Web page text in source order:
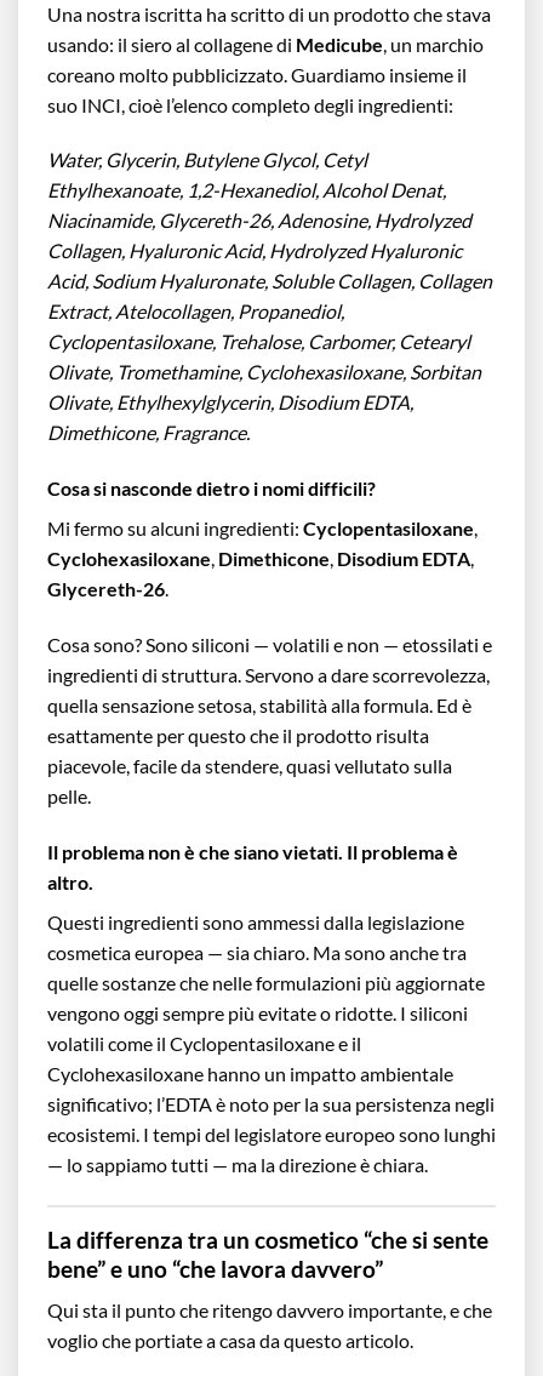
Una nostra iscritta ha scritto di un prodotto che stava
usando: il siero al collagene di Medicube , un marchio
coreano molto pubblicizzato. Guardiamo insieme il
suo INCI, cioè l’elenco completo degli ingredienti:
Water, Glycerin, Butylene Glycol, Cetyl
Ethylhexanoate, 1,2-Hexanediol, Alcohol Denat,
Niacinamide, Glycereth-26, Adenosine, Hydrolyzed
Collagen, Hyaluronic Acid, Hydrolyzed Hyaluronic
Acid, Sodium Hyaluronate, Soluble Collagen, Collagen
Extract, Atelocollagen, Propanediol,
Cyclopentasiloxane, Trehalose, Carbomer, Cetearyl
Olivate, Tromethamine, Cyclohexasiloxane, Sorbitan
Olivate, Ethylhexylglycerin, Disodium EDTA,
Dimethicone, Fragrance.
Cosa si nasconde dietro i nomi difficili?
Mi fermo su alcuni ingredienti: Cyclopentasiloxane,
Cyclohexasiloxane, Dimethicone, Disodium EDTA,
Glycereth-26.
Cosa sono? Sono siliconi — volatili e non — etossilati e
ingredienti di struttura. Servono a dare scorrevolezza,
quella sensazione setosa, stabilità alla formula. Ed è
esattamente per questo che il prodotto risulta
piacevole, facile da stendere, quasi vellutato sulla
pelle.
Il problema non è che siano vietati. Il problema è
altro.
Questi ingredienti sono ammessi dalla legislazione
cosmetica europea — sia chiaro. Ma sono anche tra
quelle sostanze che nelle formulazioni più aggiornate
vengono oggi sempre più evitate o ridotte. I siliconi
volatili come il Cyclopentasiloxane e il
Cyclohexasiloxane hanno un impatto ambientale
significativo; l’EDTA è noto per la sua persistenza negli
ecosistemi. I tempi del legislatore europeo sono lunghi
— lo sappiamo tutti — ma la direzione è chiara.
La differenza tra un cosmetico “che si sente
bene” e uno “che lavora davvero”
Qui sta il punto che ritengo davvero importante, e che
voglio che portiate a casa da questo articolo.